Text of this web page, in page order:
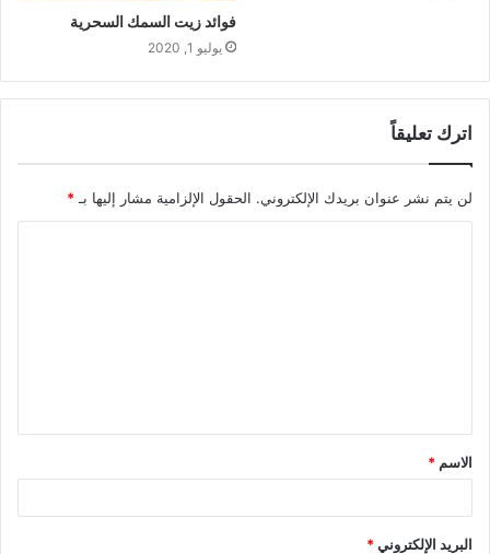
فوائد زيت السمك السحرية
يوليو 1, 2020
اترك تعليقاً
لن يتم نشر عنوان بريدك الإلكتروني. الحقول الإلزامية مشار إليها بـ *
ق
*
الاسم *
البريد الإلكتروني*